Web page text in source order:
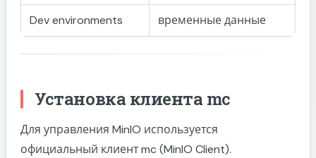
Плохая архитектура
Dev environments временные данные
Установка клиента mc
Для управления MinIO используется
официальный клиент mc (MinIO Client).